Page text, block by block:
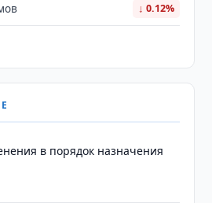
↓ 0.12%
в порядок назначения